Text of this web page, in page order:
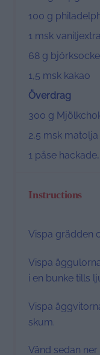
100 g
1 msk
68 g
1,5 msk kakao
Överdrag
300 g
2,5 msk matolja
1 påse
Instructions
Vispa grädden
Vispa
i en bunke tills
Vispa
skum.
Vänd sedan